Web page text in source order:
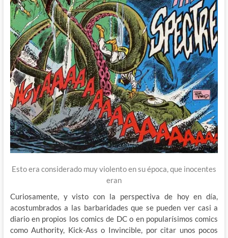
Esto era considerado muy violento en su época, que inocentes
eran
Curiosamente, y visto con la perspectiva de hoy en día,
acostumbrados a las barbaridades que se pueden ver casi a
diario en propios los comics de DC o en popularísimos comics
como Authority, Kick-Ass o Invincible, por citar unos pocos